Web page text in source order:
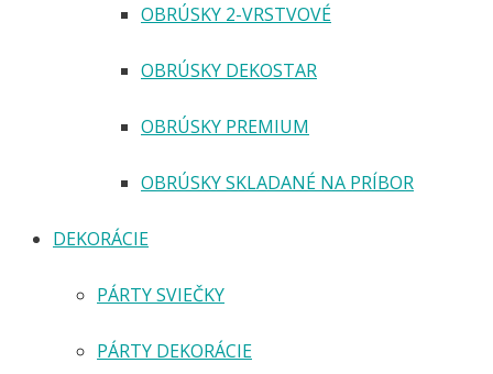
OBRÚSKY 2-VRSTVOVÉ
OBRÚSKY DEKOSTAR
OBRÚSKY PREMIUM
OBRÚSKY SKLADANÉ NA PRÍBOR
DEKORÁCIE
PÁRTY SVIEČKY
PÁRTY DEKORÁCIE